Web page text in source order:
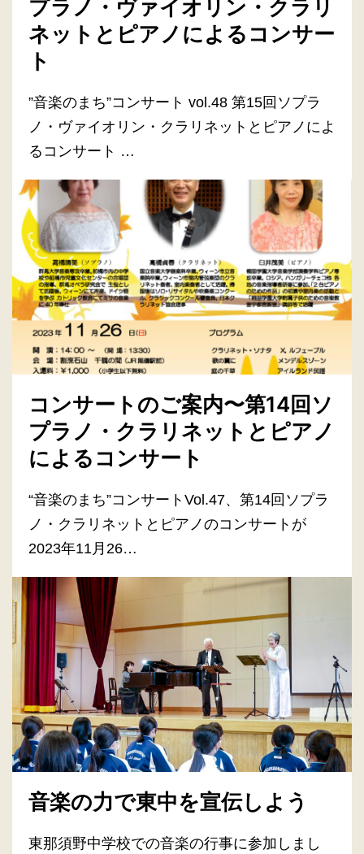
プラノ・ヴァイオリン・クラリ
ネットとピアノによるコンサー
ト
”音楽のまち”コンサート vol.48 第15回ソプラ
ノ・ヴァイオリン・クラリネットとピアノによ
るコンサート …
コンサートのご案内〜第14回ソ
プラノ・クラリネットとピアノ
によるコンサート
“音楽のまち”コンサートVol.47、第14回ソプラ
ノ・クラリネットとピアノのコンサートが
2023年11月26…
音楽の力で東中を宣伝しよう
東那須野中学校での音楽の行事に参加しまし